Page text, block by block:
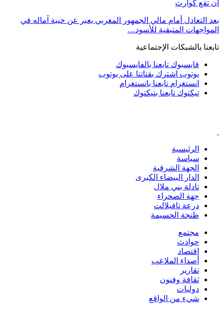
أن تقع كوارث
بعد التعادل أمام مالي الجمهور المغربي يعبر عن خيبة آماله في
المواجهات المتبقية للأسود…
تابعنا بالشبكات الإجتماعية
فايسبوك تابعنا بالفايسبوك
يوتوب اشترك بقناتنا على يوتوب
انستغرام تابعنا بانستغرام
تيكتوك تابعنا بتيكتوك
الرئيسية
سياسة
الجهة الشرقية
الدار البيضاء الكبرى
تادلة بني ملال
جهة الصحراء
درعة تافيلالت
طنجة الحسيمة
مجتمع
حوادث
اقتصاد
أصداء الملاعب
تقارير
ثقافة وفنون
دوليات
شيء من الواقع